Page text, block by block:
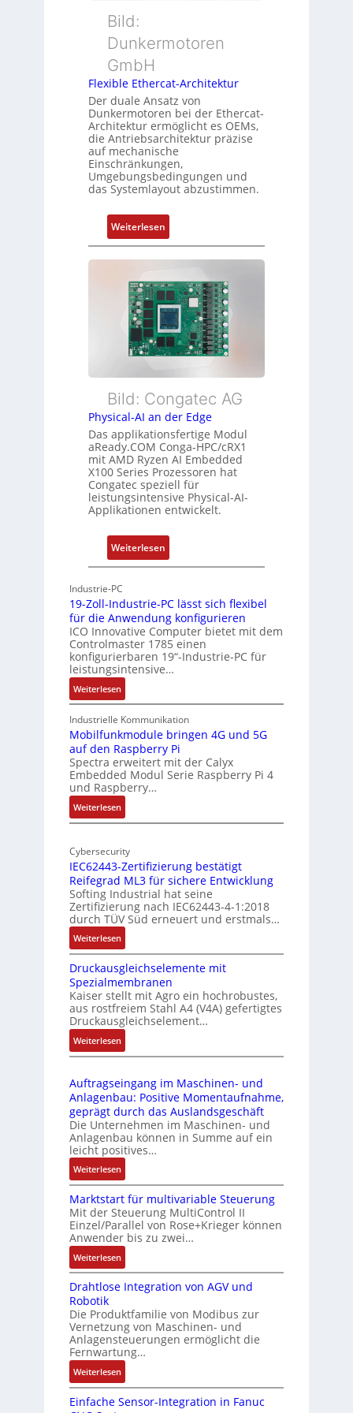
g
u
u
n
d
Z
u
s
t
d
b
e
r
w
a
u
n
g
y
s
o
r
g
t
f
ü
m
e
h
L
e
i
s
t
n
g
Bild:
Dunkermotoren
GmbH
Flexible Ethercat-Architektur
Der duale Ansatz von
Dunkermotoren bei der Ethercat-
Architektur ermöglicht es OEMs,
die Antriebsarchitektur präzise
auf mechanische
Einschränkungen,
Umgebungsbedingungen und
das Systemlayout abzustimmen.
Weiterlesen:
F
l
x
i
b
l
e
E
h
e
r
c
a
t
-
r
c
t
e
k
t
u
Bild: Congatec AG
Physical-AI an der Edge
Das applikationsfertige Modul
aReady.COM Conga-HPC/cRX1
mit AMD Ryzen AI Embedded
X100 Series Prozessoren hat
Congatec speziell für
leistungsintensive Physical-AI-
Applikationen entwickelt.
Weiterlesen:
P
s
i
c
a
I
a
n
d
E
g
e
Industrie-PC
19-Zoll-Industrie-PC lässt sich flexibel
für die Anwendung konfigurieren
ICO Innovative Computer bietet mit dem
Controlmaster 1785 einen
konfigurierbaren 19“-Industrie-PC für
leistungsintensive…
Weiterlesen:
1
9
-
Z
o
l
l
-
I
d
u
t
r
i
e
-
P
C
l
ä
s
s
s
c
h
f
l
e
x
i
b
e
l
f
ü
r
i
e
A
n
w
e
n
Industrielle Kommunikation
Mobilfunkmodule bringen 4G und 5G
auf den Raspberry Pi
Spectra erweitert mit der Calyx
Embedded Modul Serie Raspberry Pi 4
und Raspberry…
Weiterlesen:
M
b
i
f
u
n
k
m
o
d
u
l
e
b
r
i
n
e
n
4
G
u
n
d
5
G
a
u
f
e
n
R
a
s
p
b
Cybersecurity
IEC62443-Zertifizierung bestätigt
Reifegrad ML3 für sichere Entwicklung
Softing Industrial hat seine
Zertifizierung nach IEC62443-4-1:2018
durch TÜV Süd erneuert und erstmals…
Weiterlesen:
I
E
C
6
2
4
4
3
Z
e
r
t
i
i
e
r
n
g
e
s
t
ä
t
i
g
Druckausgleichselemente mit
Spezialmembranen
Kaiser stellt mit Agro ein hochrobustes,
aus rostfreiem Stahl A4 (V4A) gefertigtes
Druckausgleichselement…
Weiterlesen:
D
u
c
k
a
u
s
g
l
e
i
c
h
s
e
m
e
n
t
e
m
Auftragseingang im Maschinen- und
Anlagenbau: Positive Momentaufnahme,
geprägt durch das Auslandsgeschäft
Die Unternehmen im Maschinen- und
Anlagenbau können in Summe auf ein
leicht positives…
Weiterlesen:
A
u
f
t
r
a
g
s
i
n
g
a
n
i
Marktstart für multivariable Steuerung
Mit der Steuerung MultiControl II
Einzel/Parallel von Rose+Krieger können
Anwender bis zu zwei…
Weiterlesen:
M
a
k
t
s
t
a
r
t
Drahtlose Integration von AGV und
Robotik
Die Produktfamilie von Modibus zur
Vernetzung von Maschinen- und
Anlagensteuerungen ermöglicht die
Fernwartung…
Weiterlesen:
D
r
Einfache Sensor-Integration in Fanuc